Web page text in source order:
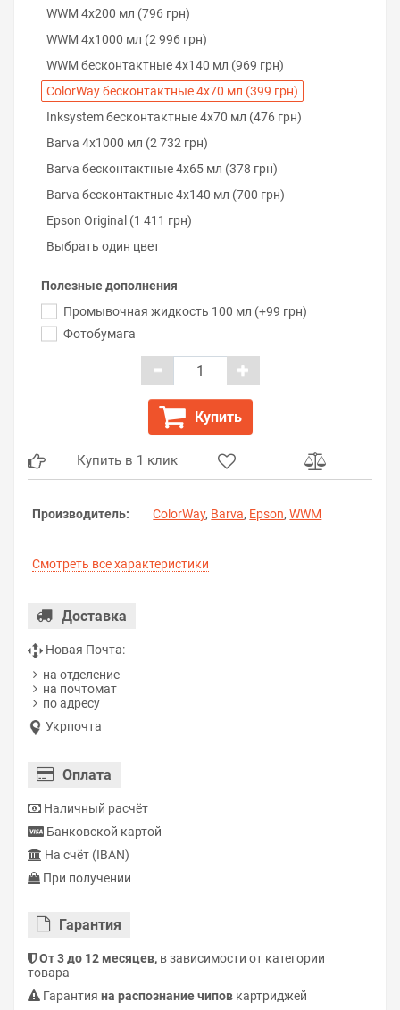
WWM 4х200 мл (796 грн)
WWM 4х1000 мл (2 996 грн)
WWM бесконтактные 4х140 мл (969 грн)
ColorWay бесконтактные 4х70 мл (399 грн)
Inksystem бесконтактные 4х70 мл (476 грн)
Barva 4х1000 мл (2 732 грн)
Barva бесконтактные 4х65 мл (378 грн)
Barva бесконтактные 4х140 мл (700 грн)
Epson Original (1 411 грн)
Выбрать один цвет
Полезные дополнения
Промывочная жидкость 100 мл (+99 грн)
Фотобумага
Купить
Купить в 1 клик
Производитель: ColorWay, Barva, Epson,WWM
Смотреть все характеристики
Доставка
Новая Почта:
на отделение
на почтомат
по адресу
Укрпочта
Оплата
Наличный расчёт
Банковской картой
На счёт (IBAN)
При получении
Гарантия
От 3 до 12 месяцев, в зависимости от категории
товара
Гарантия на распознание чипов картриджей